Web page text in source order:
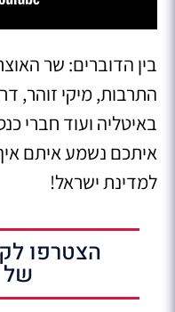
בין הדוברים: שר
התרבות, מיקי זוהר,
באיטליה ועוד חברי
איתכם נשמע איתם
למדינת ישראל!
הצטרפו
של